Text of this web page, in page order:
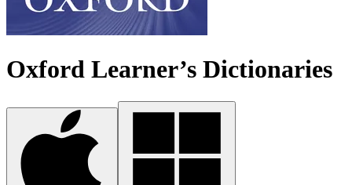
Oxford Learner’s Dictionaries